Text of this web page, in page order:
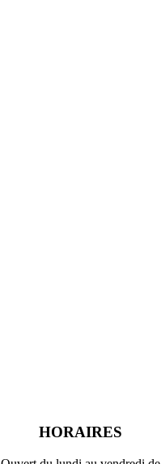
HORAIRES